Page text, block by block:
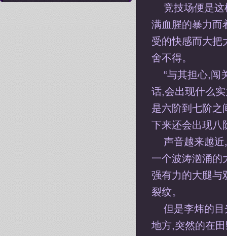
竞技场便是
满血腥的暴力而
受的快感而大把
舍不得。
“与其担心,闯
话,会出现什么
是六阶到七阶之
下来还会出现八
声音越来越
一个波涛汹涌的
强有力的大腿与
裂纹。
但是李炜的
地方,突然的在